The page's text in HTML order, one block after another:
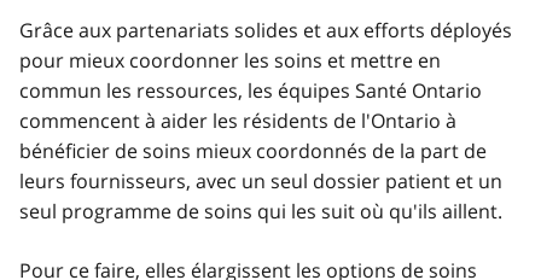
Grâce aux partenariats solides et aux efforts déployés
pour mieux coordonner les soins et mettre en
commun les ressources, les équipes Santé Ontario
commencent à aider les résidents de l'Ontario à
bénéficier de soins mieux coordonnés de la part de
leurs fournisseurs, avec un seul dossier patient et un
seul programme de soins qui les suit où qu'ils aillent.
Pour ce faire, elles élargissent les options de soins